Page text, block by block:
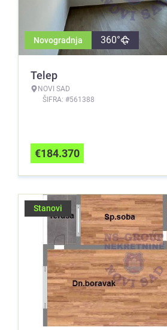
Novogradnja 360°
Telep
NOVI SAD
ŠIFRA: #561388
€184.370
Stanovi